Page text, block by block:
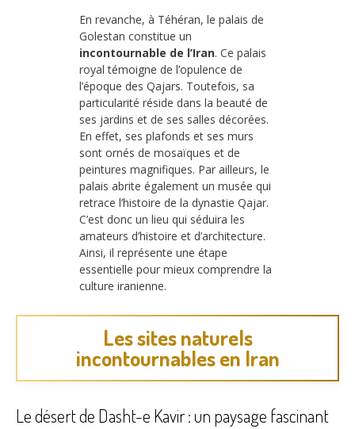
En revanche, à Téhéran, le palais de
Golestan constitue un
incontournable de l’Iran. Ce palais
royal témoigne de l’opulence de
l’époque des Qajars. Toutefois, sa
particularité réside dans la beauté de
ses jardins et de ses salles décorées.
En effet, ses plafonds et ses murs
sont ornés de mosaïques et de
peintures magnifiques. Par ailleurs, le
palais abrite également un musée qui
retrace l’histoire de la dynastie Qajar.
C’est donc un lieu qui séduira les
amateurs d’histoire et d’architecture.
Ainsi, il représente une étape
essentielle pour mieux comprendre la
culture iranienne.
Les sites naturels
incontournables en Iran
Le désert de Dasht-e Kavir : un paysage fascinant